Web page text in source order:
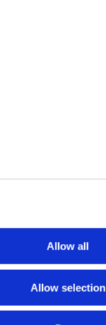
Allow all
Allow selection